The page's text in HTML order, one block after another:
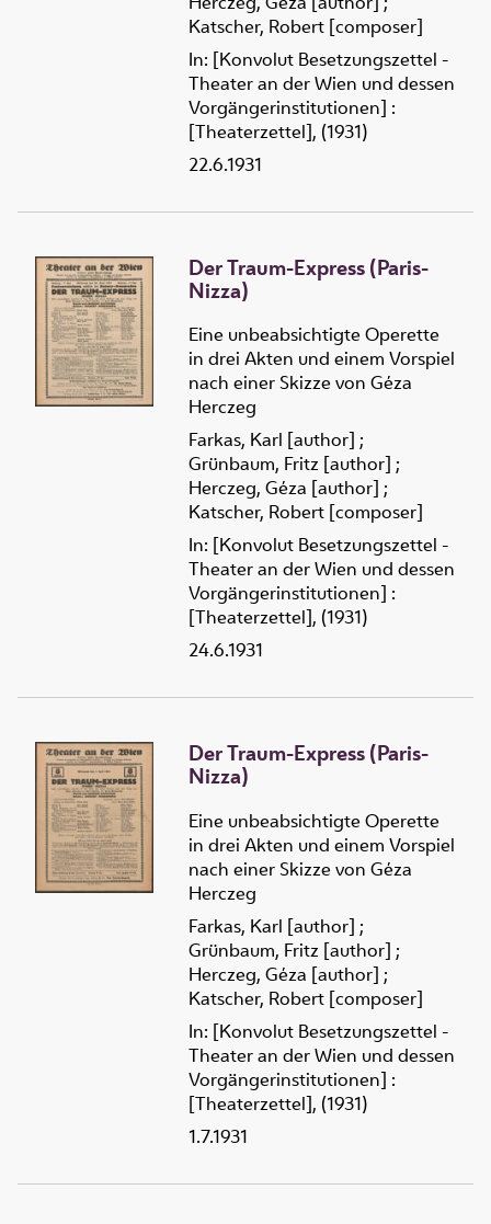
Katscher, Robert [composer]
In: [Konvolut Besetzungszettel -
Theater an der Wien und dessen
Vorgängerinstitutionen] :
[Theaterzettel], (1931)
22.6.1931
Der Traum-Express (Paris-
Nizza)
Eine unbeabsichtigte Operette
in drei Akten und einem Vorspiel
nach einer Skizze von Géza
Herczeg
Farkas, Karl [author] ;
Grünbaum, Fritz [author] ;
Herczeg, Géza [author] ;
Katscher, Robert [composer]
In: [Konvolut Besetzungszettel -
Theater an der Wien und dessen
Vorgängerinstitutionen] :
[Theaterzettel], (1931)
24.6.1931
Der Traum-Express (Paris-
Nizza)
Eine unbeabsichtigte Operette
in drei Akten und einem Vorspiel
nach einer Skizze von Géza
Herczeg
Farkas, Karl [author] ;
Grünbaum, Fritz [author] ;
Herczeg, Géza [author] ;
Katscher, Robert [composer]
In: [Konvolut Besetzungszettel -
Theater an der Wien und dessen
Vorgängerinstitutionen] :
[Theaterzettel], (1931)
1.7.1931